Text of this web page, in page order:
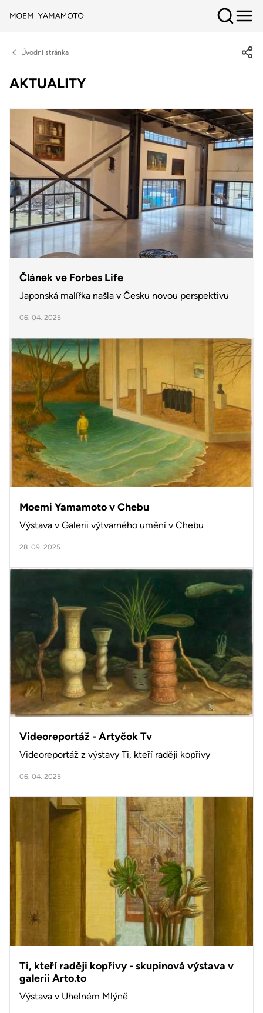
Úvodní stránka
AKTUALITY
Článek ve Forbes Life
Japonská malířka našla v Česku novou perspektivu
06. 04. 2025
Moemi Yamamoto v Chebu
Výstava v Galerii výtvarného umění v Chebu
28. 09. 2025
Videoreportáž - Artyčok Tv
Videoreportáž z výstavy Ti, kteří raději kopřivy
06. 04. 2025
Ti, kteří raději kopřivy - skupinová výstava v
galerii Arto.to
Výstava v Uhelném Mlýně